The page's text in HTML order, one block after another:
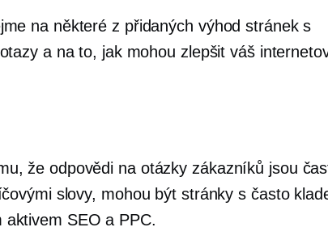
na některé z přidaných výhod stránek s
a na to, jak mohou zlepšit váš
že odpovědi na otázky zákazníků jsou
slovy, mohou být stránky s často
aktivem SEO a PPC.